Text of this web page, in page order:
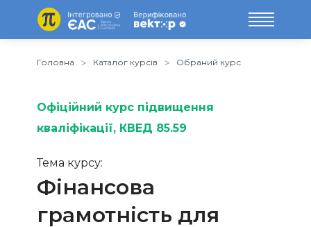
Головна Каталог курсів Обраний курс
Офіційний курс підвищення
кваліфікації, КВЕД 85.59
Тема курсу:
Фінансова
грамотність для